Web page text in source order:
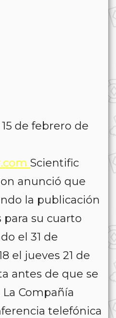
de febrero de
Scientific
anunció que
la publicación
para su cuarto
el 31 de
el jueves 21 de
antes de que se
Compañía
telefónica